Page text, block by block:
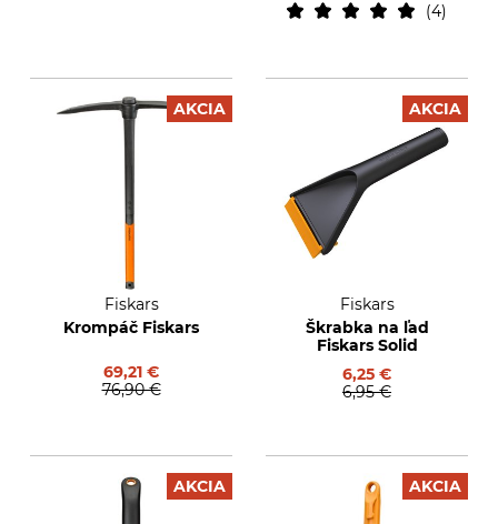
4
AKCIA
Fiskars
Krompáč Fiskars
69,21 €
76,90 €
AKCIA
Fiskars
Škrabka na ľad
Fiskars Solid
6,25 €
6,95 €
AKCIA AKCIA